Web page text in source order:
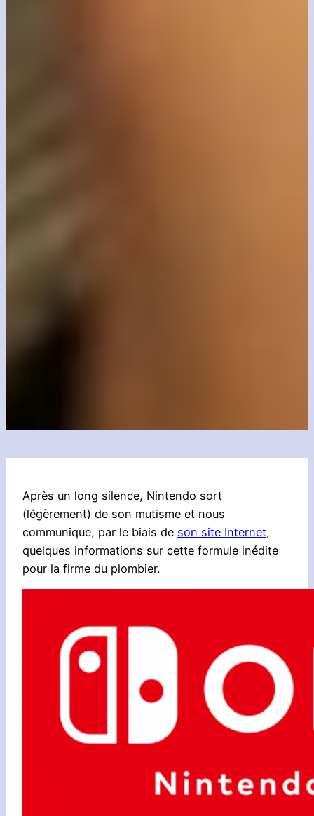
Après un long silence, Nintendo sort
(légèrement) de son mutisme et nous
communique, par le biais de son site Internet,
quelques informations sur cette formule inédite
pour la firme du plombier.